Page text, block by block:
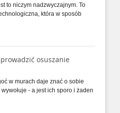
to niczym nadzwyczajnym. To
która w sposób
osuszanie
w murach daje znać o sobie
- a jest ich sporo i żaden